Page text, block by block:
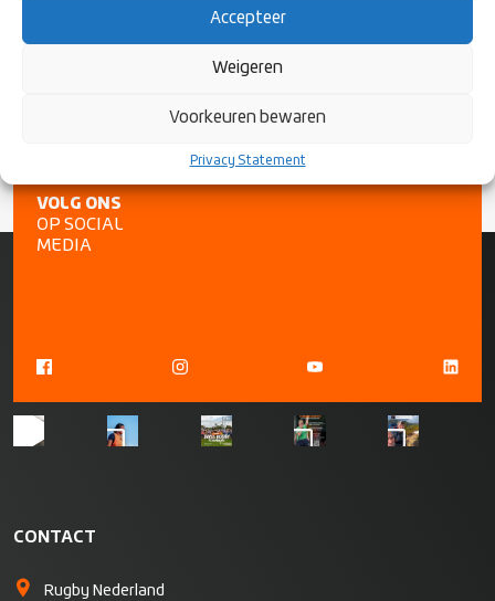
Accepteer
Weigeren
Voorkeuren bewaren
Privacy Statement
rugbywereld heel veel sterkte met dit verlies.
VOLG ONS
OP SOCIAL
MEDIA
CONTACT
Rugby Nederland